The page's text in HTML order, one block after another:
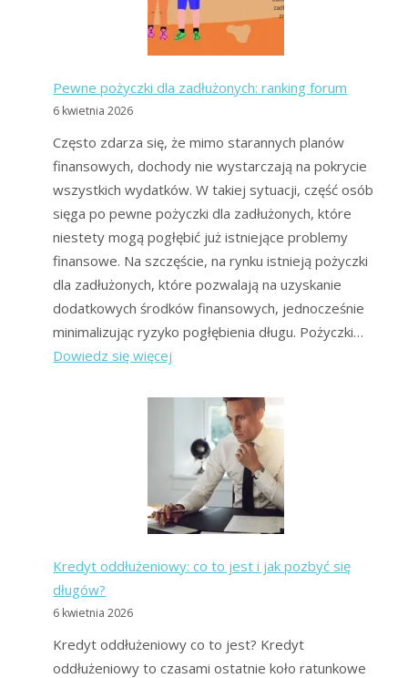
Pewne pożyczki dla zadłużonych: ranking forum
6 kwietnia 2026
Często zdarza się, że mimo starannych planów
finansowych, dochody nie wystarczają na pokrycie
wszystkich wydatków. W takiej sytuacji, część osób
sięga po pewne pożyczki dla zadłużonych, które
niestety mogą pogłębić już istniejące problemy
finansowe. Na szczęście, na rynku istnieją pożyczki
dla zadłużonych, które pozwalają na uzyskanie
dodatkowych środków finansowych, jednocześnie
minimalizując ryzyko pogłębienia długu. Pożyczki…
Dowiedz się więcej
pożyczki
zadłużonych:
ranking
forum
Kredyt oddłużeniowy: co to jest i jak pozbyć się
długów?
6 kwietnia 2026
Kredyt oddłużeniowy co to jest? Kredyt
oddłużeniowy to czasami ostatnie koło ratunkowe